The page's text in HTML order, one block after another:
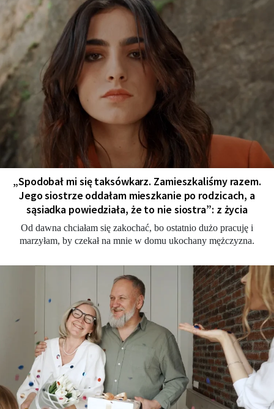
„Spodobał mi się taksówkarz. Zamieszkaliśmy razem.
Jego siostrze oddałam mieszkanie po rodzicach, a
sąsiadka powiedziała, że to nie siostra”: z życia
Od dawna chciałam się zakochać, bo ostatnio dużo pracuję i
marzyłam, by czekał na mnie w domu ukochany mężczyzna.